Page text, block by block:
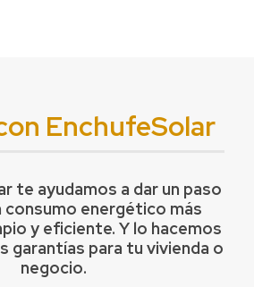
EnchufeSolar
te ayudamos a dar un paso
consumo energético más
y eficiente. Y lo hacemos
garantías para tu vivienda o
negocio.